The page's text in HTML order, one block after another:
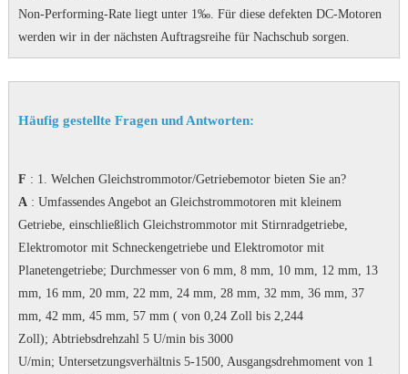
Non-Performing-Rate liegt unter 1‰. Für diese defekten DC-Motoren
werden wir in der nächsten Auftragsreihe für Nachschub sorgen.
Häufig gestellte Fragen und Antworten:
F : 1. Welchen Gleichstrommotor/Getriebemotor bieten Sie an?
A: Umfassendes Angebot an Gleichstrommotoren mit kleinem
Getriebe, einschließlich Gleichstrommotor mit Stirnradgetriebe,
Elektromotor mit Schneckengetriebe und Elektromotor mit
Planetengetriebe; Durchmesser von 6 mm, 8 mm, 10 mm, 12 mm, 13
mm, 16 mm, 20 mm, 22 mm, 24 mm, 28 mm, 32 mm, 36 mm, 37
mm, 42 mm, 45 mm, 57 mm ( von 0,24 Zoll bis 2,244
Zoll); Abtriebsdrehzahl 5 U/min bis 3000
U/min; Untersetzungsverhältnis 5-1500, Ausgangsdrehmoment von 1